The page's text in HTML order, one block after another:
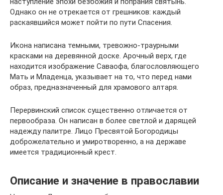
Однако он не отрекается от грешников: каждый
раскаявшийся может пойти по пути Спасения.
Икона написана темными, тревожно-траурными
красками на деревянной доске. Арочный верх, где
находится изображение Саваофа, благословляющего
Мать и Младенца, указывает на то, что перед нами
образ, предназначенный для храмового алтаря.
Перервинский список существенно отличается от
первообраза. Он написан в более светлой и дарящей
надежду палитре. Лицо Пресвятой Богородицы
доброжелательно и умиротворенно, а на державе
имеется традиционный крест.
Описание и значение в православии